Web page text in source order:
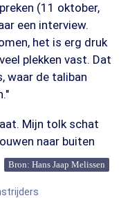
(11 oktober,
een interview.
het is erg druk
plekken vast. Dat
waar de taliban
Mijn tolk schat
naar buiten
Bron: Hans Jaap Melissen